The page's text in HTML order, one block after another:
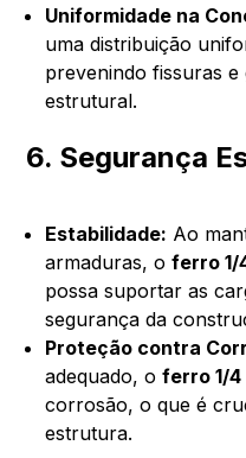
Uniformidade na
uma distribuição
prevenindo fissuras e
estrutural.
6. Segurança
Estabilidade: Ao
armaduras, oferro 1/
possa suportar as
segurança da
Proteção contra
adequado, oferro 1/4
corrosão, o que é
estrutura.